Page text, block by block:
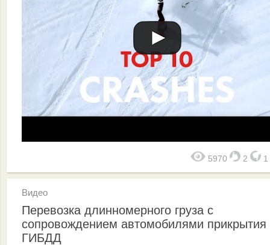
5970 2 1
Видео
Перевозка длинномерного груза с
сопровождением автомобилями прикрытия
ГИБДД